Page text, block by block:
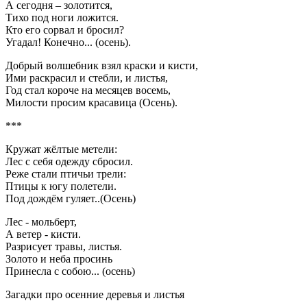
А сегодня – золотится,
Тихо под ноги ложится.
Кто его сорвал и бросил?
Угадал! Конечно... (осень).
Добрый волшебник взял краски и кисти,
Ими раскрасил и стебли, и листья,
Год стал короче на месяцев восемь,
Милости просим красавица (Осень).
***
Кружат жёлтые метели:
Лес с себя одежду сбросил.
Реже стали птичьи трели:
Птицы к югу полетели.
Под дождём гуляет..(Осень)
Лес - мольберт,
А ветер - кисти.
Разрисует травы, листья.
Золото и неба просинь
Принесла с собою... (осень)
Загадки про осенние деревья и листья